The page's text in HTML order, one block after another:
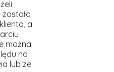
a
można
na
lub ze